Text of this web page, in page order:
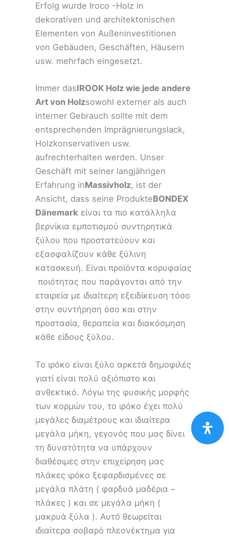
Erfolg wurde Iroco -Holz in
dekorativen und architektonischen
Elementen von Außeninvestitionen
von Gebäuden, Geschäften, Häusern
usw. mehrfach eingesetzt.
Immer dasIROOK Holz wie jede andere
Art von Holzsowohl externer als auch
interner Gebrauch sollte mit dem
entsprechenden Imprägnierungslack,
Holzkonservativen usw.
aufrechterhalten werden. Unser
Geschäft mit seiner langjährigen
Erfahrung inMassivholz, ist der
Ansicht, dass seine ProdukteBONDEX
Dänemark είναι τα πιο κατάλληλα
βερνίκια εμποτισμού συντηρητικά
ξύλου που προστατεύουν και
εξασφαλίζουν κάθε ξύλινη
κατασκευή. Είναι προϊόντα κορυφαίας
ποιότητας που παράγονται από την
εταιρεία με ιδιαίτερη εξειδίκευση τόσο
στην συντήρηση όσο και στην
προστασία, θεραπεία και διακόσμηση
κάθε είδους ξύλου.
Το ιρόκο είναι ξύλο αρκετά δημοφιλές
γιατί είναι πολύ αξιόπιστο και
ανθεκτικό. Λόγω της φυσικής μορφής
των κορμών του, το ιρόκο έχει πολύ
μεγάλες διαμέτρους και ιδιαίτερα
μεγάλα μήκη, γεγονός που μας δίνει
τη δυνατότητα να υπάρχουν
διαθέσιμες στην επιχείρηση μας
πλάκες ιρόκο ξεφαρδισμένες σε
μεγάλα πλάτη ( φαρδυά μαδέρια –
πλάκες ) και σε μεγάλα μήκη (
μακρυά ξύλα ). Αυτό θεωρείται
ιδιαίτερα σοβαρό πλεονέκτημα για